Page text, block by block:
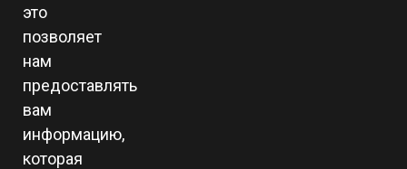
это
позволяет
нам
предоставлять
вам
информацию,
которая